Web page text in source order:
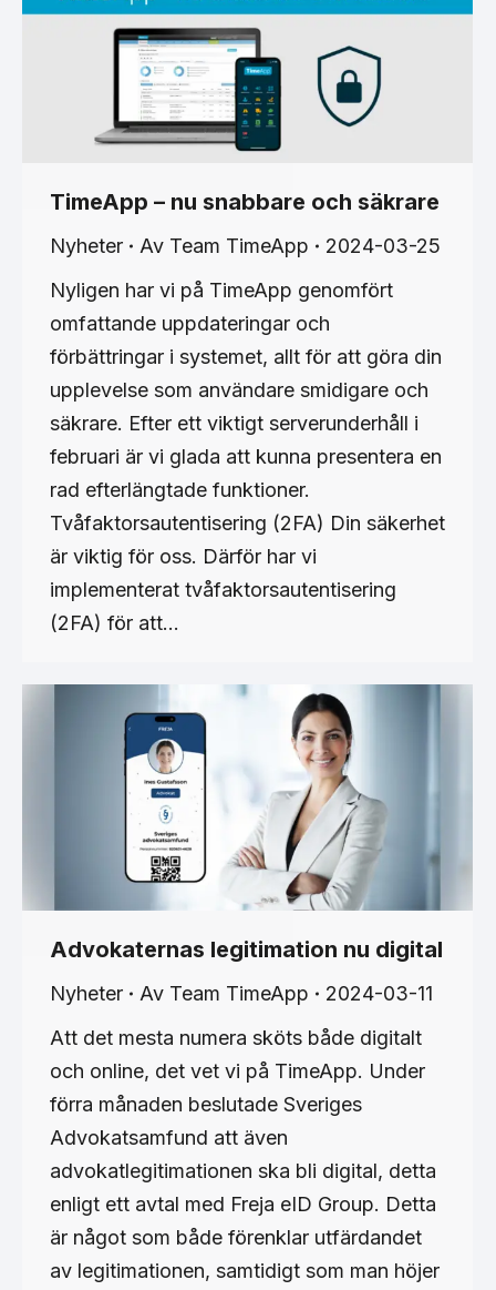
TimeApp – nu snabbare och säkrare
Nyheter Av Team TimeApp
2024-03-25
Nyligen har vi på TimeApp genomfört
omfattande uppdateringar och
förbättringar i systemet, allt för att göra din
upplevelse som användare smidigare och
säkrare. Efter ett viktigt serverunderhåll i
februari är vi glada att kunna presentera en
rad efterlängtade funktioner.
Tvåfaktorsautentisering (2FA) Din säkerhet
är viktig för oss. Därför har vi
implementerat tvåfaktorsautentisering
(2FA) för att…
Advokaternas legitimation nu digital
Nyheter Av Team TimeApp
2024-03-11
Att det mesta numera sköts både digitalt
och online, det vet vi på TimeApp. Under
förra månaden beslutade Sveriges
Advokatsamfund att även
advokatlegitimationen ska bli digital, detta
enligt ett avtal med Freja eID Group. Detta
är något som både förenklar utfärdandet
av legitimationen, samtidigt som man höjer